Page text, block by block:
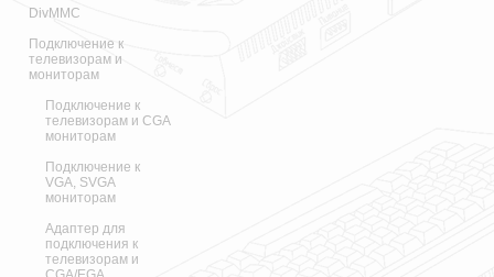
DivMMC
Подключение к
телевизорам и
мониторам
Подключение к
телевизорам и CGA
мониторам
Подключение к
VGA, SVGA
мониторам
Адаптер для
подключения к
телевизорам и